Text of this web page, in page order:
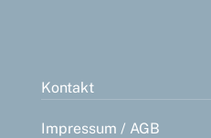
Kontakt
Impressum / AGB